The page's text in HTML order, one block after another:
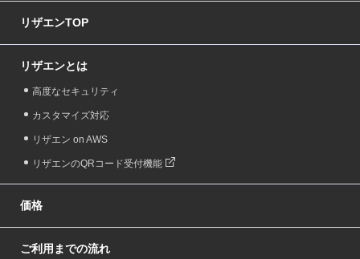
リザエンTOP
リザエンとは
高度なセキュリティ
カスタマイズ対応
リザエン on AWS
リザエンのQRコード受付機能
価格
ご利用までの流れ